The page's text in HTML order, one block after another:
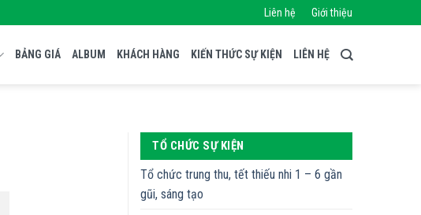
Liên hệ Giới thiệu
BẢNG GIÁ ALBUM KHÁCH HÀNG KIẾN THỨC SỰ KIỆN LIÊN HỆ
TỔ CHỨC SỰ KIỆN
Tổ chức trung thu, tết thiếu nhi 1 – 6 gần
gũi, sáng tạo